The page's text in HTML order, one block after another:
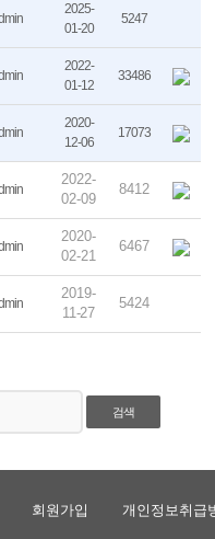
2025-
01-20
5247
2022-
01-12
33486
2020-
12-06
17073
2022-
02-09
8412
2020-
02-21
6467
2019-
11-27
5424
검색
회원가입 개인정보취급